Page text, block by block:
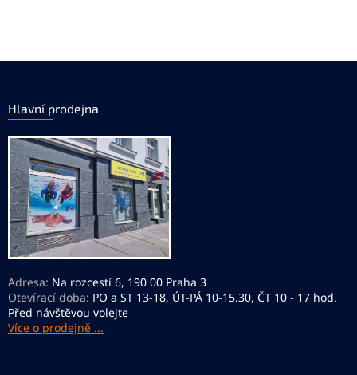
Hlavní prodejna
Adresa: Na rozcestí 6, 190 00 Praha 3
Otevírací doba: PO a ST 13-18, ÚT-PÁ 10-15.30, ČT 10 - 17 hod.
Před návštěvou volejte
Více o prodejně ...